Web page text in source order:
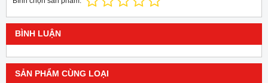
BÌNH LUẬN
SẢN PHẨM CÙNG LOẠI